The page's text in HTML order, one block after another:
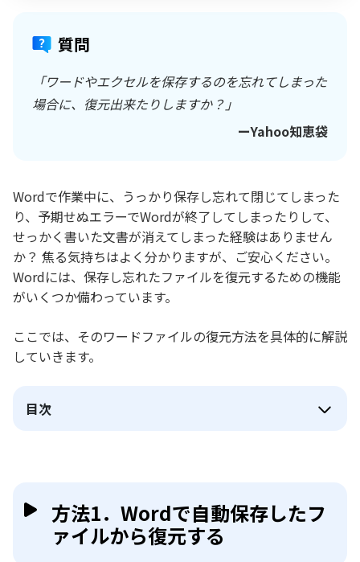
質問
「ワードやエクセルを保存するのを忘れてしまった
場合に、復元出来たりしますか？」
ーYahoo知恵袋
Wordで作業中に、うっかり保存し忘れて閉じてしまった
り、予期せぬエラーでWordが終了してしまったりして、
せっかく書いた文書が消えてしまった経験はありません
か？ 焦る気持ちはよく分かりますが、ご安心ください。
Wordには、保存し忘れたファイルを復元するための機能
がいくつか備わっています。
ここでは、そのワードファイルの復元方法を具体的に解説
していきます。
目次
方法1．Wordで自動保存したフ
ァイルから復元する